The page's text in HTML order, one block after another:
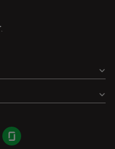
Glassdoor